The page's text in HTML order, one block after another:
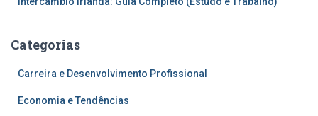
Categorias
Carreira e Desenvolvimento Profissional
Economia e Tendências